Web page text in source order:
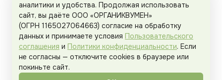
Пользовательское соглашение
Organicwoman.ru . Все права защищены.
аналитики и удобства. Продолжая использовать
сайт, вы даёте ООО «ОРГАНИКВУМЕН»
(ОГРН 1165027064663) согласие на обработку
данных и принимаете условия Пользовательского
соглашения и Политики конфиденциальности. Если
не согласны — отключите cookies в браузере или
покиньте сайт.